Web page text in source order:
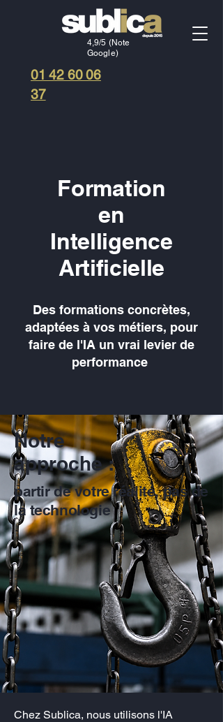
01 42 60 06
37
4,9/5 (Note
Google)
Formation
en
Intelligence
Artificielle
Des formations concrètes,
adaptées à vos métiers, pour
faire de l'IA un vrai levier de
performance
Notre
approche :
partir de votre réalité, pas de
la technologie
Chez Sublica, nous utilisons l'IA